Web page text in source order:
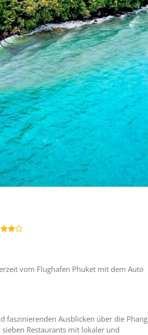
vom Flughafen Phuket mit dem Auto
Ausblicken über die Phang
sieben Restaurants mit lokaler und